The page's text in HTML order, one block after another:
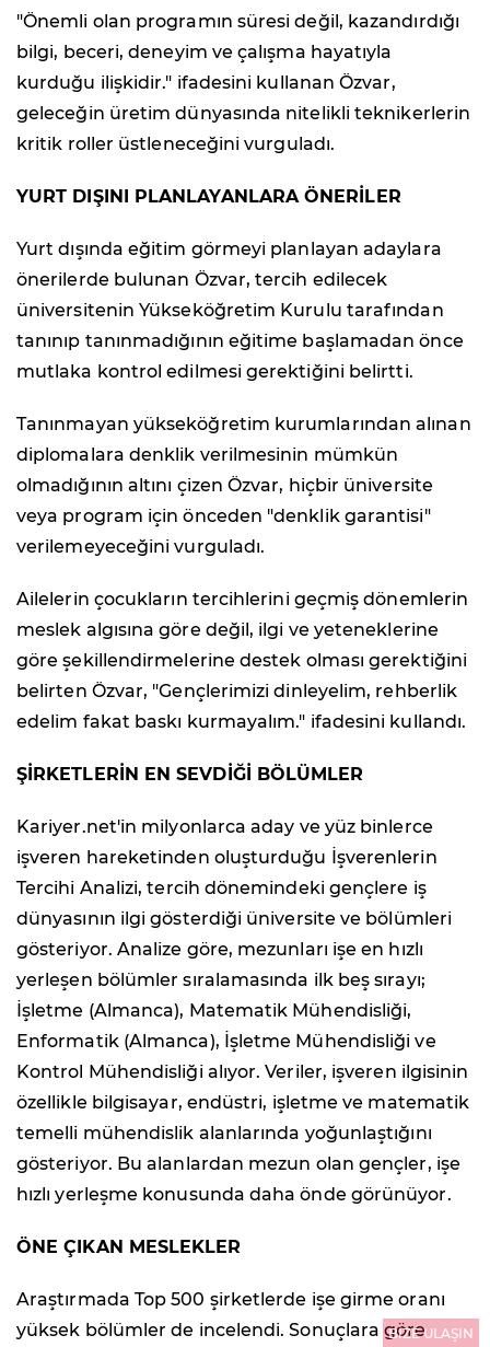
"Önemli olan programın süresi değil, kazandırdığı
bilgi, beceri, deneyim ve çalışma hayatıyla
kurduğu ilişkidir." ifadesini kullanan Özvar,
geleceğin üretim dünyasında nitelikli teknikerlerin
kritik roller üstleneceğini vurguladı.
YURT DIŞINI PLANLAYANLARA ÖNERİLER
Yurt dışında eğitim görmeyi planlayan adaylara
önerilerde bulunan Özvar, tercih edilecek
üniversitenin Yükseköğretim Kurulu tarafından
tanınıp tanınmadığının eğitime başlamadan önce
mutlaka kontrol edilmesi gerektiğini belirtti.
Tanınmayan yükseköğretim kurumlarından alınan
diplomalara denklik verilmesinin mümkün
olmadığının altını çizen Özvar, hiçbir üniversite
veya program için önceden "denklik garantisi"
verilemeyeceğini vurguladı.
Ailelerin çocukların tercihlerini geçmiş dönemlerin
meslek algısına göre değil, ilgi ve yeteneklerine
göre şekillendirmelerine destek olması gerektiğini
belirten Özvar, "Gençlerimizi dinleyelim, rehberlik
edelim fakat baskı kurmayalım." ifadesini kullandı.
ŞİRKETLERİN EN SEVDİĞİ BÖLÜMLER
Kariyer.net'in milyonlarca aday ve yüz binlerce
işveren hareketinden oluşturduğu İşverenlerin
Tercihi Analizi, tercih dönemindeki gençlere iş
dünyasının ilgi gösterdiği üniversite ve bölümleri
gösteriyor. Analize göre, mezunları işe en hızlı
yerleşen bölümler sıralamasında ilk beş sırayı;
İşletme (Almanca), Matematik Mühendisliği,
Enformatik (Almanca), İşletme Mühendisliği ve
Kontrol Mühendisliği alıyor. Veriler, işveren ilgisinin
özellikle bilgisayar, endüstri, işletme ve matematik
temelli mühendislik alanlarında yoğunlaştığını
gösteriyor. Bu alanlardan mezun olan gençler, işe
hızlı yerleşme konusunda daha önde görünüyor.
ÖNE ÇIKAN MESLEKLER
Araştırmada Top 500 şirketlerde işe girme oranı
yüksek bölümler de incelendi. Sonuçlara göreBİZE ULAŞIN